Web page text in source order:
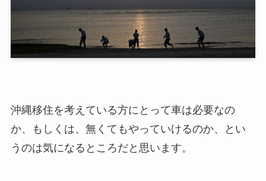
沖縄移住を考えている方にとって車は必要なの
か、もしくは、無くてもやっていけるのか、とい
うのは気になるところだと思います。